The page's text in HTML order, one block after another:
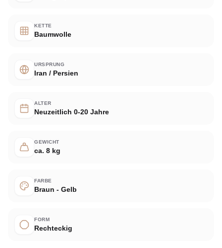
KETTE
Baumwolle
URSPRUNG
Iran / Persien
ALTER
Neuzeitlich 0-20 Jahre
GEWICHT
ca. 8 kg
FARBE
Braun - Gelb
FORM
Rechteckig